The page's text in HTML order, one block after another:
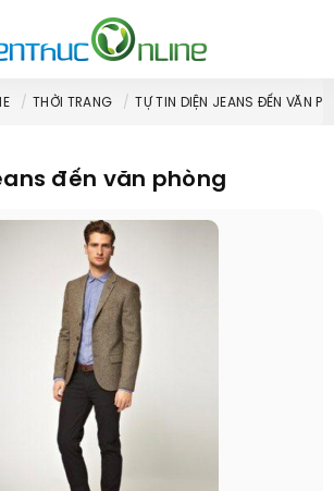
THỜI TRANG TỰ TIN DIỆN JEANS ĐẾN VĂN
đến văn phòng